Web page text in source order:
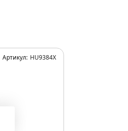
Артикул: HU9384X